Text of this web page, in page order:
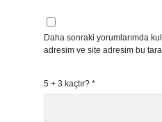
Daha sonraki yorumlarımda
adresim ve site adresim bu
5 + 3 kaçtır? *